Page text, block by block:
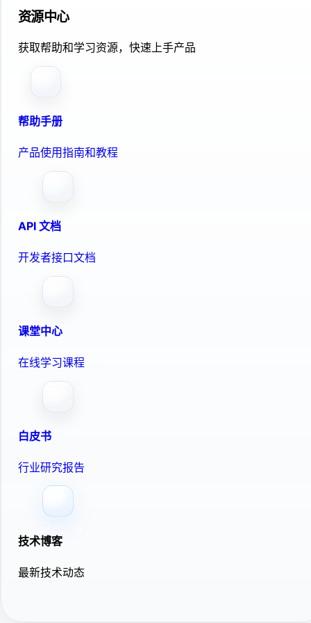
资源中心
获取帮助和学习资源，快速上手产品
帮助手册
产品使用指南和教程
API 文档
开发者接口文档
课堂中心
在线学习课程
白皮书
行业研究报告
技术博客
最新技术动态